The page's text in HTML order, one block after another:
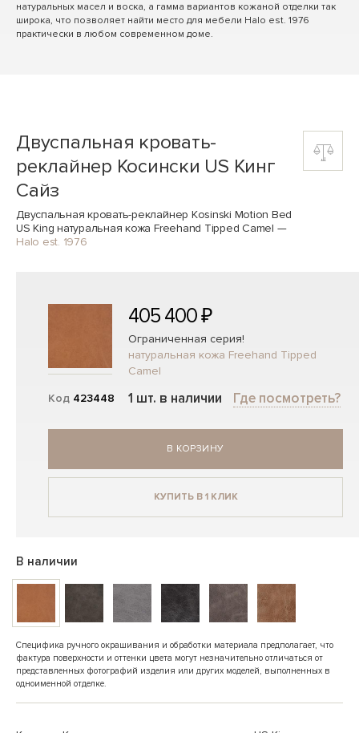
натуральных масел и воска, а гамма вариантов кожаной отделки так
широка, что позволяет найти место для мебели Halo est. 1976
практически в любом современном доме.
Двуспальная кровать-
реклайнер Косински US Кинг
Сайз
Двуспальная кровать-реклайнер Kosinski Motion Bed
US King натуральная кожа Freehand Tipped Camel —
Halo est. 1976
Код 423448
405 400 ₽
Ограниченная серия!
натуральная кожа Freehand Tipped
Camel
1 шт. в наличии Где посмотреть?
В КОРЗИНУ
КУПИТЬ В 1 КЛИК
В наличии
Специфика ручного окрашивания и обработки материала предполагает, что
фактура поверхности и оттенки цвета могут незначительно отличаться от
представленных фотографий изделия или других моделей, выполненных в
одноименной отделке.